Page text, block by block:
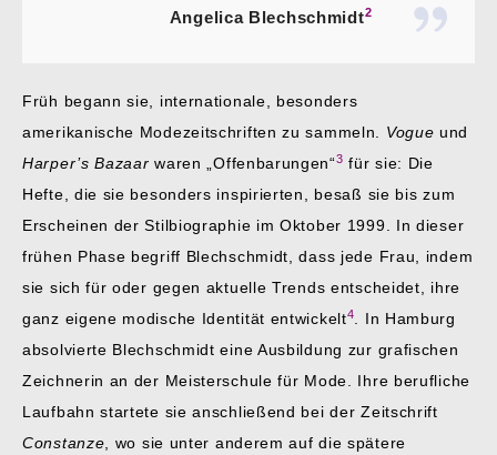
Angelica Blechschmidt2
Früh begann sie, internationale, besonders
amerikanische Modezeitschriften zu sammeln. Vogue und
Harper’s Bazaar waren „Offenbarungen“3 für sie: Die
Hefte, die sie besonders inspirierten, besaß sie bis zum
Erscheinen der Stilbiographie im Oktober 1999. In dieser
frühen Phase begriff Blechschmidt, dass jede Frau, indem
sie sich für oder gegen aktuelle Trends entscheidet, ihre
ganz eigene modische Identität entwickelt4. In Hamburg
absolvierte Blechschmidt eine Ausbildung zur grafischen
Zeichnerin an der Meisterschule für Mode. Ihre berufliche
Laufbahn startete sie anschließend bei der Zeitschrift
Constanze, wo sie unter anderem auf die spätere